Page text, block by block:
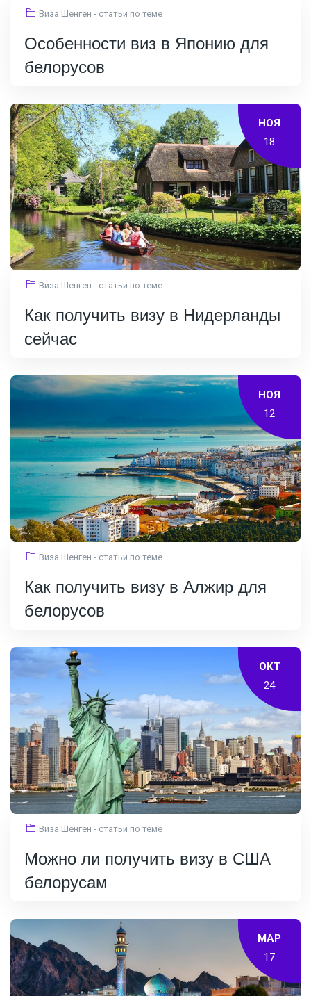
Виза Шенген - статьи по теме
Особенности виз в Японию для
белорусов
НОЯ
18
Виза Шенген - статьи по теме
Как получить визу в Нидерланды
сейчас
НОЯ
12
Виза Шенген - статьи по теме
Как получить визу в Алжир для
белорусов
ОКТ
24
Виза Шенген - статьи по теме
Можно ли получить визу в США
белорусам
МАР
17